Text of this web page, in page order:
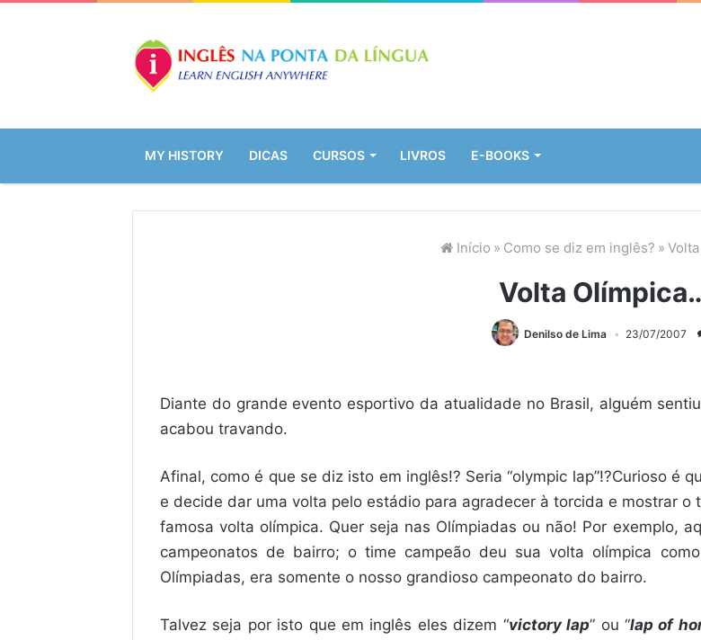
MY HISTORY DICAS CURSOS LIVROS E-BOOKS
Início » Como se diz em inglês? »
Volta
Denilso de Lima 23/07/2007
Diante do grande evento esportivo da atualidade no Brasil, alguém
acabou travando.
Afinal, como é que se diz isto em inglês!? Seria “olympic lap”!?Curioso é
e decide dar uma volta pelo estádio para agradecer à torcida e mostrar
famosa volta olímpica. Quer seja nas Olímpiadas ou não! Por exemplo,
campeonatos de bairro; o time campeão deu sua volta olímpica
Olímpiadas, era somente o nosso grandioso campeonato do bairro.
Talvez seja por isto que em inglês eles dizem “victory lap” ou “lap of